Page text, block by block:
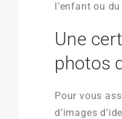
l’enfant ou du
Une
photos
Pour vous
d’images